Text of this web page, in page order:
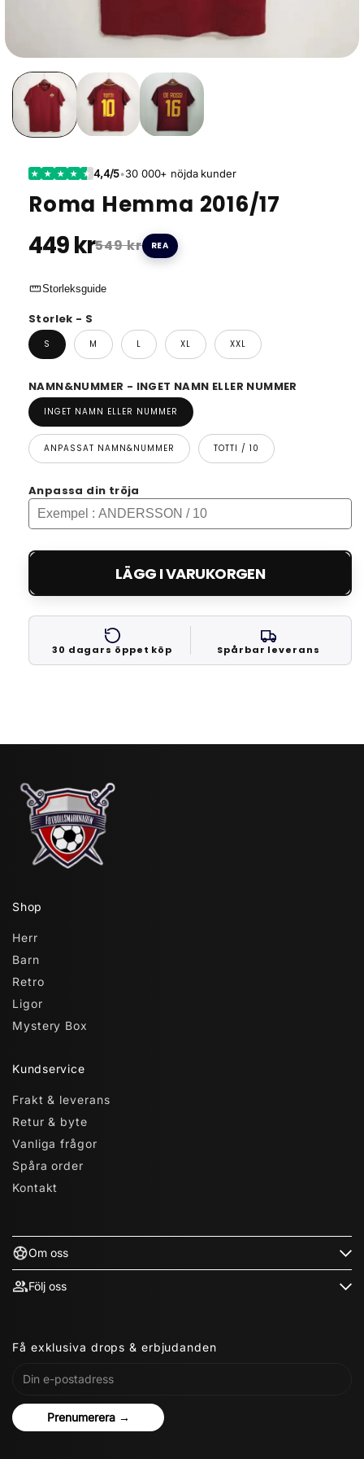
★ ★ ★ ★ ★ 4,4/5•30 000+ nöjda kunder
Roma Hemma 2016/17
449 kr549 kr REA
straightenStorleksguide
Storlek - S
S M L XL XXL
NAMN&NUMMER - INGET NAMN ELLER NUMMER
INGET NAMN ELLER NUMMER
ANPASSAT NAMN&NUMMER TOTTI / 10
Anpassa din tröja
LÄGG I VARUKORGEN
30 dagars öppet köp Spårbar leverans
Shop
Herr
Barn
Retro
Ligor
Mystery Box
Kundservice
Frakt & leverans
Retur & byte
Vanliga frågor
Spåra order
Kontakt
Om oss
Följ oss
Få exklusiva drops & erbjudanden
Prenumerera →